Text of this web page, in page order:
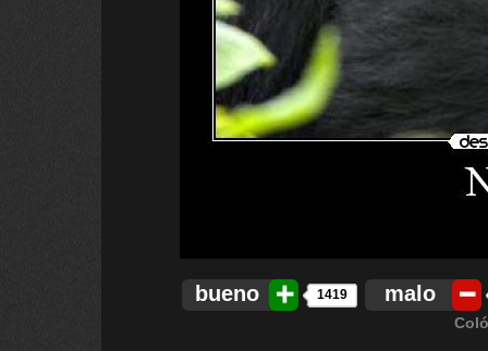
bueno 1419 malo